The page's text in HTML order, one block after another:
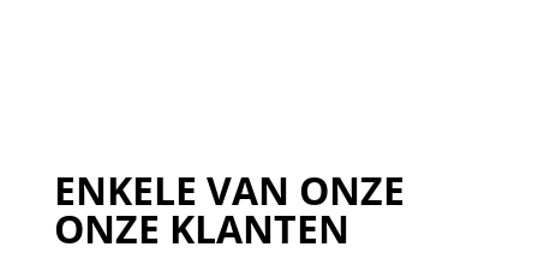
ENKELE VAN ONZE
ONZE KLANTEN